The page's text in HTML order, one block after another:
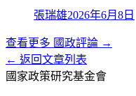
張瑞雄2026年6月8日
查看更多 國政評論 →
← 返回文章列表
國家政策研究基金會